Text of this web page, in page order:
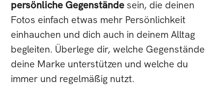
persönliche Gegenstände sein, die deinen
Fotos einfach etwas mehr Persönlichkeit
einhauchen und dich auch in deinem Alltag
begleiten. Überlege dir, welche Gegenstände
deine Marke unterstützen und welche du
immer und regelmäßig nutzt.